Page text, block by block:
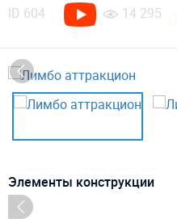
ID 604 14 295
Элементы конструкции